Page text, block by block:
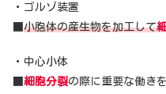
・ゴルゾ装置
小胞体の産生物を加工して
・中心小体
細胞分裂の際に重要な働き